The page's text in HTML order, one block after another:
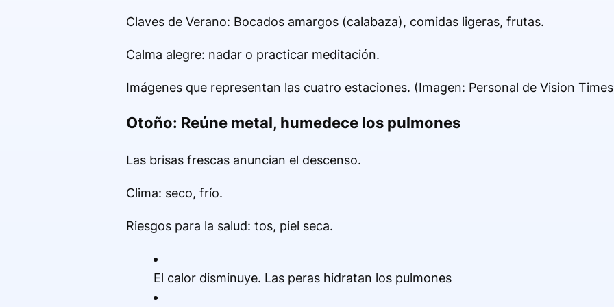
Claves de Verano: Bocados amargos (calabaza), comidas ligeras, frutas.
Calma alegre: nadar o practicar meditación.
Imágenes que representan las cuatro estaciones. (Imagen: Personal de Vision
Otoño: Reúne metal, humedece los pulmones
Las brisas frescas anuncian el descenso.
Clima: seco, frío.
Riesgos para la salud: tos, piel seca.
El calor disminuye. Las peras hidratan los pulmones